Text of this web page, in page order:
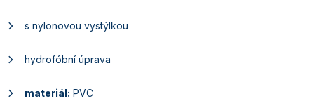
s nylonovou vystýlkou
hydrofóbní úprava
materiál: PVC